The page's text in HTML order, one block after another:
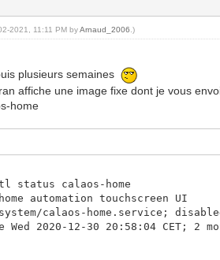
2021, 11:11 PM byArnaud_2006 .)
plusieurs semaines
affiche une image fixe dont je vous
home
status calaos-home
automation touchscreen UI
calaos-home.service;
2020-12-30 20:58:04 CET; 2